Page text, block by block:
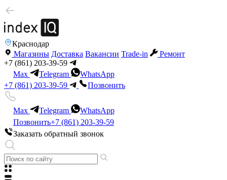
Краснодар
Магазины Доставка Вакансии Trade-in
Ремонт
+7 (861) 203-39-59
Max
Telegram
WhatsApp
+7 (861) 203-39-59
Позвонить
Max Telegram
WhatsApp
Позвонить+7 (861) 203-39-59
Заказать обратный звонок